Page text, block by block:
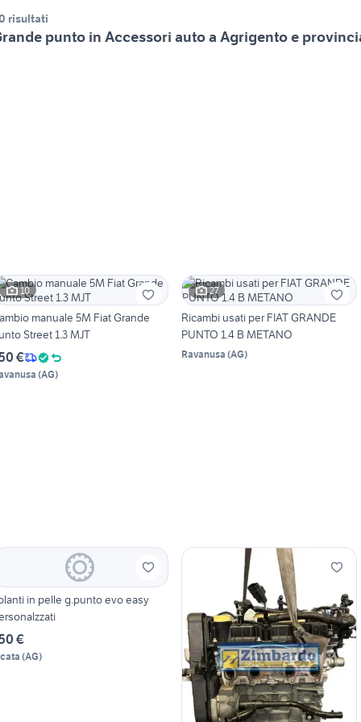
risultati
punto in Accessori auto a Agrigento e
10
manuale 5M Fiat Grande
Street 1.3 MJT
€
(AG)
27
Ricambi usati per FIAT GRANDE
PUNTO 1.4 B METANO
Ravanusa (AG)
in pelle g.punto evo easy
€
(AG)